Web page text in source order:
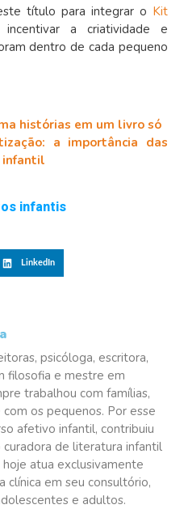
título para integrar o Kit
a criatividade e
dentro de cada pequeno
histórias em um livro só
a importância das
infantil
infantis
LinkedIn
psicóloga, escritora,
filosofia e mestre em
trabalhou com famílias,
os pequenos. Por esse
afetivo infantil, contribuiu
curadora de literatura infantil
atua exclusivamente
clínica em seu consultório,
e adultos.